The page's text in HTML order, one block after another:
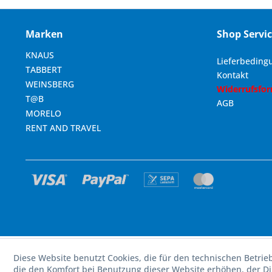
Marken
KNAUS
TABBERT
WEINSBERG
T@B
MORELO
RENT AND TRAVEL
Shop
Kontakt
AGB
Diese Website benutzt Cookies, die für den technischen
die den Komfort bei Benutzung dieser Website erhöhen, der